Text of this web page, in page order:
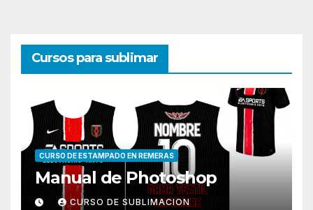
Cursos para sublimar
CURSO DE ESTAMPADO EN REMERAS
Manual de Photoshop
CURSO DE SUBLIMACION